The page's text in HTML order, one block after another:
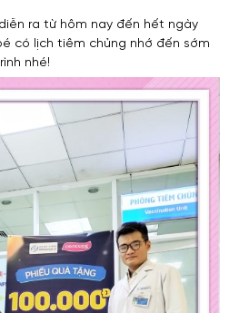
ra từ hôm nay đến hết ngày
có lịch tiêm chủng nhớ đến sớm
nhé!